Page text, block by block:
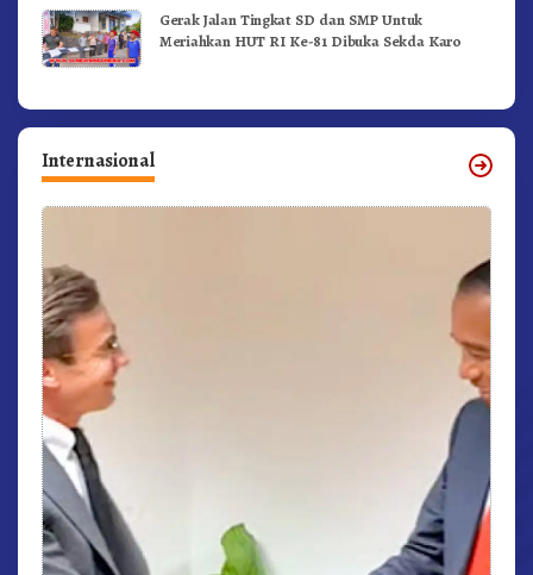
Gerak Jalan Tingkat SD dan SMP Untuk
Meriahkan HUT RI Ke-81 Dibuka Sekda Karo
Internasional